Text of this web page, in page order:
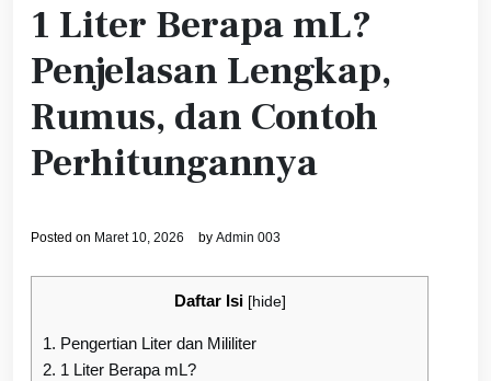
1 Liter Berapa mL?
Penjelasan Lengkap,
Rumus, dan Contoh
Perhitungannya
Posted on Maret 10, 2026 by Admin 003
Daftar Isi [hide]
1. Pengertian Liter dan Mililiter
2. 1 Liter Berapa mL?